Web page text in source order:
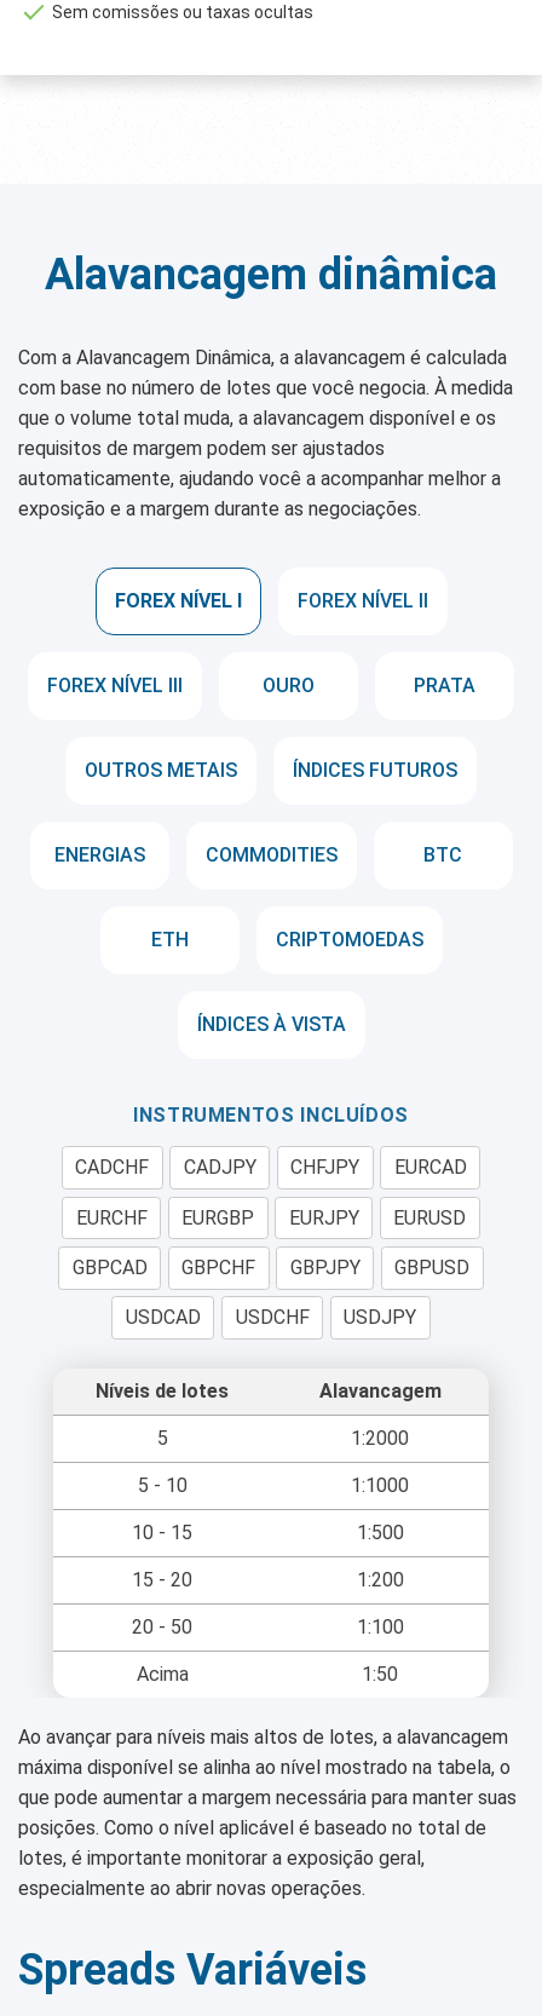
Sem comissões ou taxas ocultas
Alavancagem dinâmica
Com a Alavancagem Dinâmica, a alavancagem é calculada
com base no número de lotes que você negocia. À medida
que o volume total muda, a alavancagem disponível e os
requisitos de margem podem ser ajustados
automaticamente, ajudando você a acompanhar melhor a
exposição e a margem durante as negociações.
FOREX NÍVEL I FOREX NÍVEL II
FOREX NÍVEL III OURO PRATA
OUTROS METAIS ÍNDICES FUTUROS
ENERGIAS COMMODITIES BTC
ETH CRIPTOMOEDAS
ÍNDICES À VISTA
INSTRUMENTOS INCLUÍDOS
CADCHF CADJPY CHFJPY EURCAD
EURCHF EURGBP EURJPY EURUSD
GBPCAD GBPCHF GBPJPY GBPUSD
USDCAD USDCHF USDJPY
Níveis de lotes Alavancagem
5 1:2000
5 - 10 1:1000
10 - 15 1:500
15 - 20 1:200
20 - 50 1:100
Acima 1:50
Ao avançar para níveis mais altos de lotes, a alavancagem
máxima disponível se alinha ao nível mostrado na tabela, o
que pode aumentar a margem necessária para manter suas
posições. Como o nível aplicável é baseado no total de
lotes, é importante monitorar a exposição geral,
especialmente ao abrir novas operações.
Spreads Variáveis